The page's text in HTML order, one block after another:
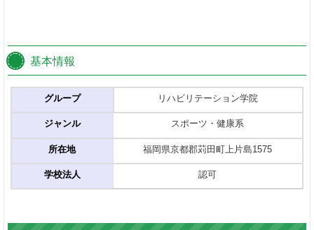
基本情報
グループ
ジャンル
所在地
学校法人
リハビリテーション学院
スポーツ・健康系
福岡県京都郡苅田町上片島1575
認可